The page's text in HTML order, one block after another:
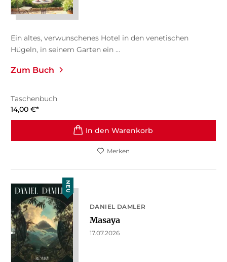
Ein altes, verwunschenes Hotel in den venetischen
Hügeln, in seinem Garten ein ...
Zum Buch
Taschenbuch
14,00 €*
In den Warenkorb
Merken
NEU
DANIEL DAMLER
Masaya
17.07.2026